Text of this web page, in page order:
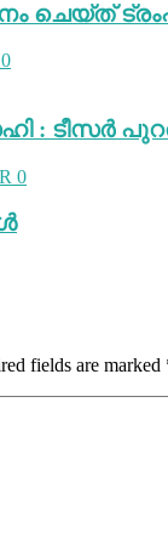
ചെയ്ത്
0
: ടീസർ
0
fields are marked